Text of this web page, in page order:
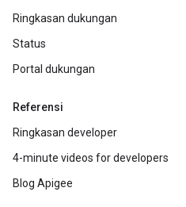
Ringkasan dukungan
Status
Portal dukungan
Referensi
Ringkasan developer
4-minute videos for developers
Blog Apigee